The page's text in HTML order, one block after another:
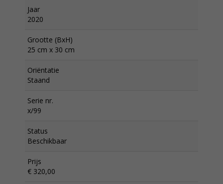
Jaar
2020
Grootte (BxH)
25 cm x 30 cm
Oriëntatie
Staand
Serie nr.
x/99
Status
Beschikbaar
Prijs
€ 320,00